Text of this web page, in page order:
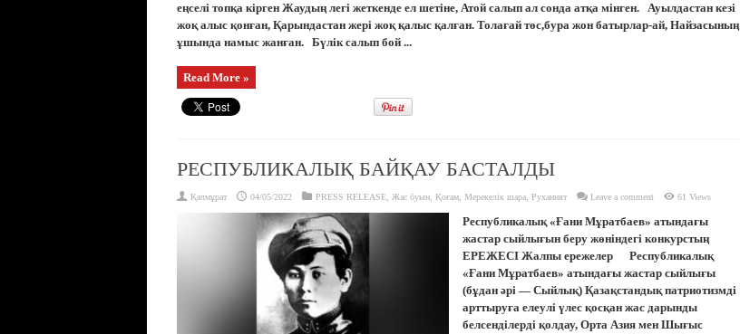
еңселі топқа кірген Жаудың легі жеткенде ел шетіне, Атой салып ал сонда атқа мінген. Ауылдастан кезі
жоқ алыс қонған, Қарындастан жері жоқ қалыс қалған. Толағай төс,бура жон батырлар-ай, Найзасының
ұшында намыс жанған. Бүлік салып бой ...
Read More »
РЕСПУБЛИКАЛЫҚ БАЙҚАУ БАСТАЛДЫ
Қалмұрат 04/05/2022 PRESS RELEASE, Жас буын, Қоғам, Мерекелік шара, Руханият Leave a comment 61 Views
Республикалық «Ғани Мұратбаев» атындағы
жастар сыйлығын беру жөніндегі конкурстың
ЕРЕЖЕСІ Жалпы ережелер Республикалық
«Ғани Мұратбаев» атындағы жастар сыйлығы
(бұдан әрі — Сыйлық) Қазақстандық патриотизмді
арттыруға елеулі үлес қосқан жас дарынды
белсенділерді қолдау, Орта Азия мен Шығыс